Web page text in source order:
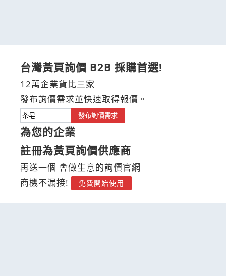
台灣黃頁詢價 B2B 採購首選!
12萬企業貨比三家
發布詢價需求並快速取得報價。
發布詢價需求
為您的企業
註冊為黃頁詢價供應商
再送一個 會做生意的詢價官網
商機不漏接!
免費開始使用